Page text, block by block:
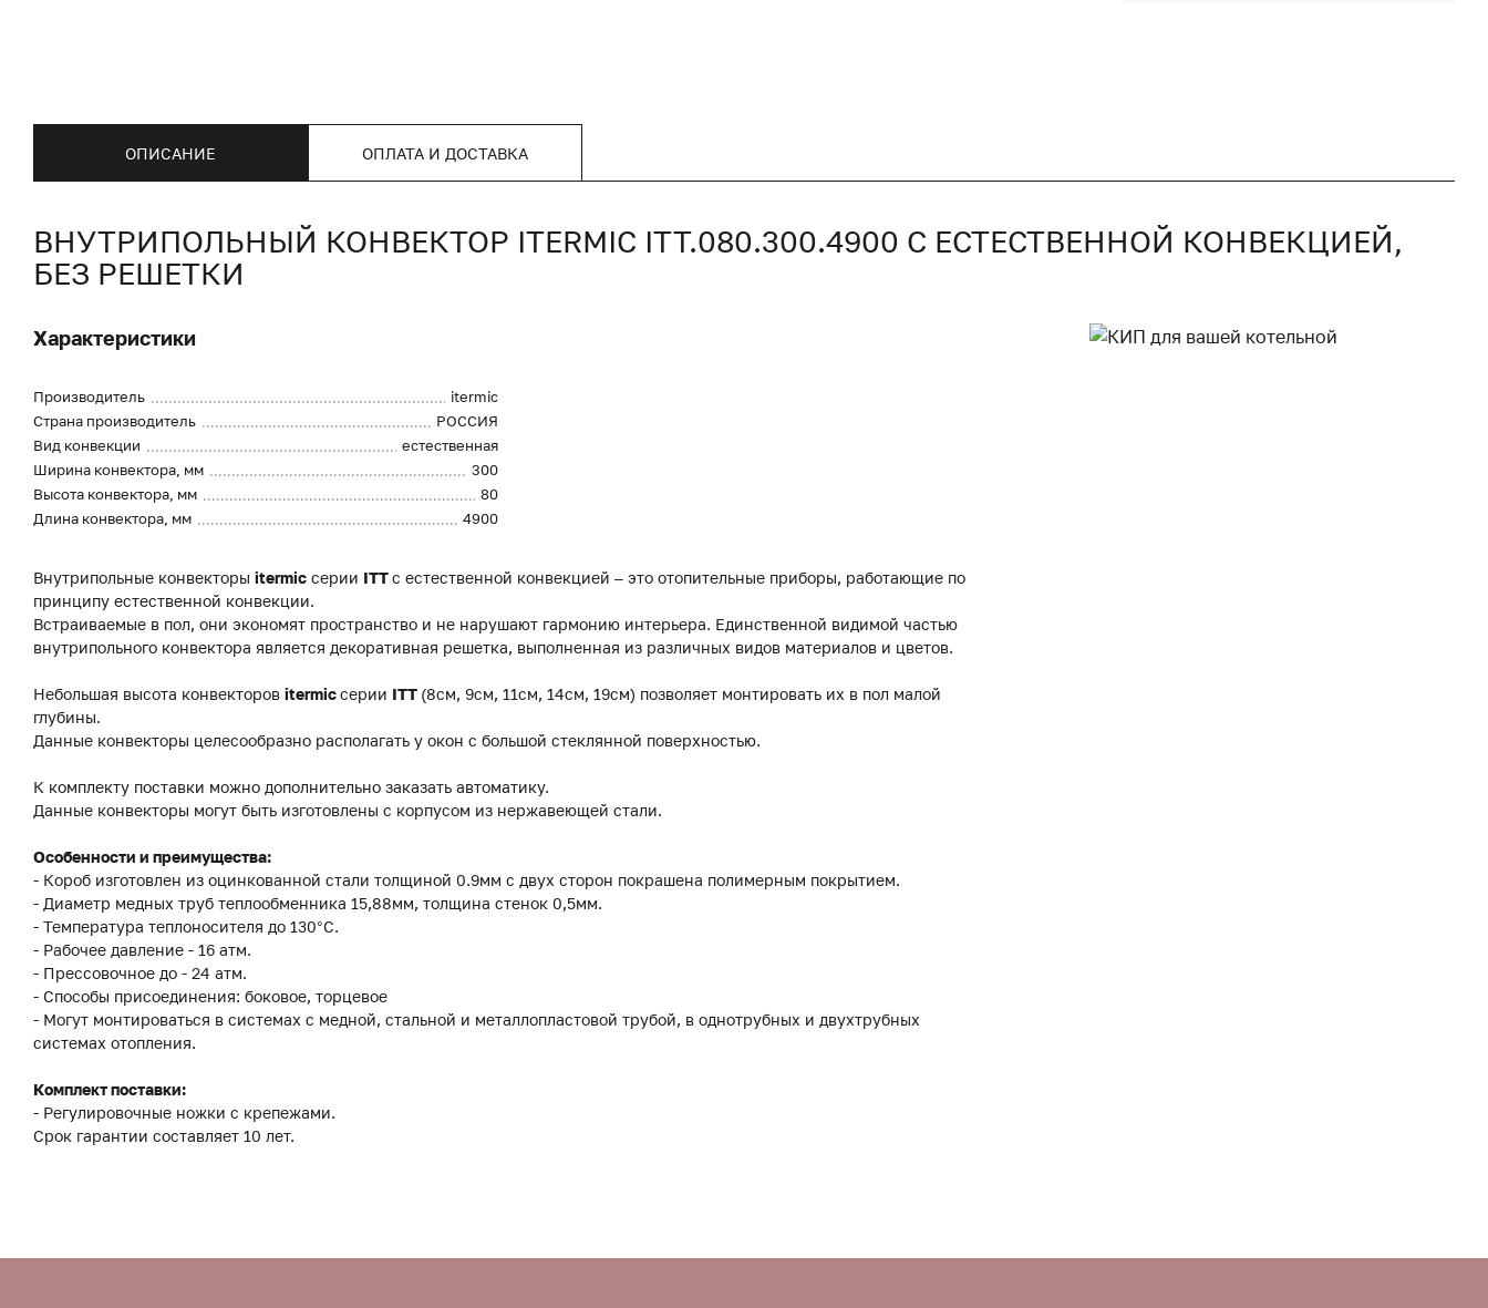
ОПИСАНИЕ ОПЛАТА И ДОСТАВКА
ВНУТРИПОЛЬНЫЙ КОНВЕКТОР ITERMIC ITT.080.300.4900 С ЕСТЕСТВЕННОЙ КОНВЕКЦИЕЙ,
БЕЗ РЕШЕТКИ
Характеристики
Производитель
itermic
Страна производитель
РОССИЯ
Вид конвекции
естественная
Ширина конвектора, мм
300
Высота конвектора, мм
80
Длина конвектора, мм
4900
Внутрипольные конвекторы itermic серии ITTс естественной конвекцией – это отопительные приборы, работающие по
принципу естественной конвекции.
Встраиваемые в пол, они экономят пространство и не нарушают гармонию интерьера. Единственной видимой частью
внутрипольного конвектора является декоративная решетка, выполненная из различных видов материалов и цветов.
Небольшая высота конвекторов itermicсерии ITT (8см, 9см, 11см, 14см, 19см) позволяет монтировать их в пол малой
глубины.
Данные конвекторы целесообразно располагать у окон с большой стеклянной поверхностью.
К комплекту поставки можно дополнительно заказать автоматику.
Данные конвекторы могут быть изготовлены с корпусом из нержавеющей стали.
Особенности и преимущества:
- Короб изготовлен из оцинкованной стали толщиной 0.9мм с двух сторон покрашена полимерным покрытием.
- Диаметр медных труб теплообменника 15,88мм, толщина стенок 0,5мм.
- Температура теплоносителя до 130°C.
- Рабочее давление - 16 атм.
- Прессовочное до - 24 атм.
- Способы присоединения: боковое, торцевое
- Могут монтироваться в системах с медной, стальной и металлопластовой трубой, в однотрубных и двухтрубных
системах отопления.
Комплект поставки:
- Регулировочные ножки с крепежами.
Срок гарантии составляет 10 лет.